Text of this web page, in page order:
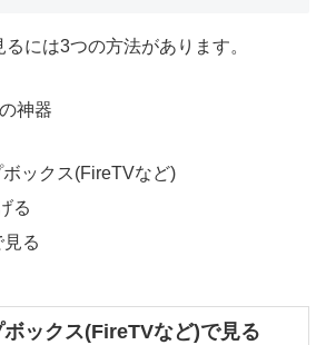
には3つの方法があります。
神器
ックス(FireTVなど)
る
る
ックス(FireTVなど)で見る